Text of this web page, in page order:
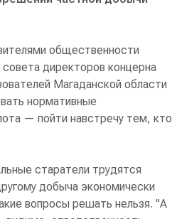
общественности
директоров концерна
Магаданской области
нормативные
— пойти навстречу тем, кто
старатели трудятся
добыча экономически
вопросы решать нельзя. "А